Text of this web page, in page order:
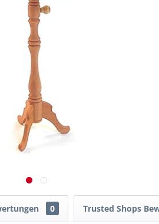
0 Trusted Shops